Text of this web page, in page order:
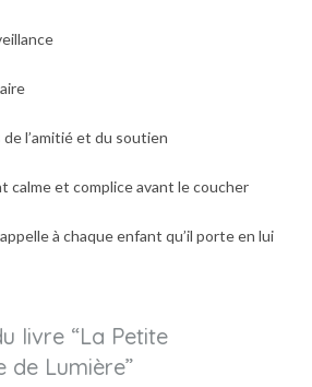
l’amitié et du soutien
calme et complice avant le coucher
à chaque enfant qu’il porte en lui
livre “La Petite
de Lumière”